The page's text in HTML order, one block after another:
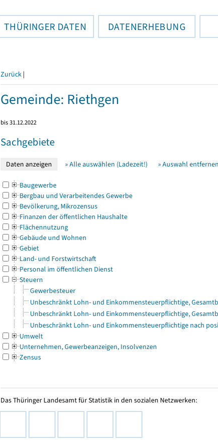
THÜRINGER DATEN DATENERHEBUNG
Zurück |
Gemeinde: Riethgen
bis 31.12.2022
Sachgebiete
» Alle auswählen (Ladezeit!) » Auswahl entfernen
Baugewerbe
Bergbau und Verarbeitendes Gewerbe
Bevölkerung, Mikrozensus
Finanzen der öffentlichen Haushalte
Flächennutzung
Gebäude und Wohnen
Gebiet
Land- und Forstwirtschaft
Personal im öffentlichen Dienst
Steuern
Gewerbesteuer
Unbeschränkt Lohn- und Einkommensteuerpflichtige,
Unbeschränkt Lohn- und Einkommensteuerpflichtige,
Unbeschränkt Lohn- und Einkommensteuerpflichtige nach
Umwelt
Unternehmen, Gewerbeanzeigen, Insolvenzen
Zensus
Das Thüringer Landesamt für Statistik in den sozialen Netzwerken: